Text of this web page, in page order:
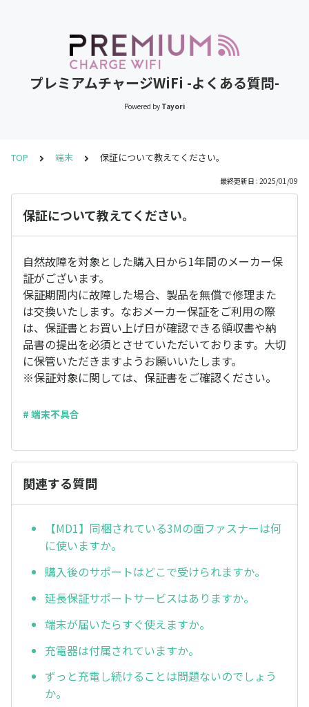
プレミアムチャージWiFi -よくある質問-
Powered by Tayori
TOP 端末 保証について教えてください。
最終更新日 : 2025/01/09
保証について教えてください。
自然故障を対象とした購入日から1年間のメーカー保
証がございます。
保証期間内に故障した場合、製品を無償で修理また
は交換いたします。なおメーカー保証をご利用の際
は、保証書とお買い上げ日が確認できる領収書や納
品書の提出を必須とさせていただいております。大切
に保管いただきますようお願いいたします。
※保証対象に関しては、保証書をご確認ください。
# 端末不具合
関連する質問
【MD1】同梱されている3Mの面ファスナーは何
に使いますか。
購入後のサポートはどこで受けられますか。
延長保証サポートサービスはありますか。
端末が届いたらすぐ使えますか。
充電器は付属されていますか。
ずっと充電し続けることは問題ないのでしょう
か。